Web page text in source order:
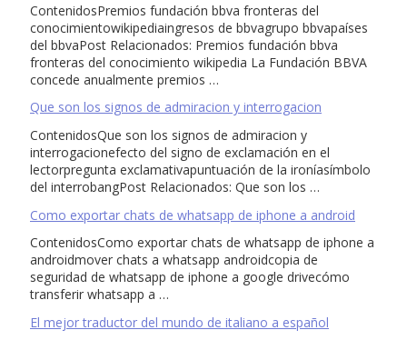
ContenidosPremios fundación bbva fronteras del
conocimientowikipediaingresos de bbvagrupo bbvapaíses
del bbvaPost Relacionados: Premios fundación bbva
fronteras del conocimiento wikipedia La Fundación BBVA
concede anualmente premios …
Que son los signos de admiracion y interrogacion
ContenidosQue son los signos de admiracion y
interrogacionefecto del signo de exclamación en el
lectorpregunta exclamativapuntuación de la ironíasímbolo
del interrobangPost Relacionados: Que son los …
Como exportar chats de whatsapp de iphone a android
ContenidosComo exportar chats de whatsapp de iphone a
androidmover chats a whatsapp androidcopia de
seguridad de whatsapp de iphone a google drivecómo
transferir whatsapp a …
El mejor traductor del mundo de italiano a español